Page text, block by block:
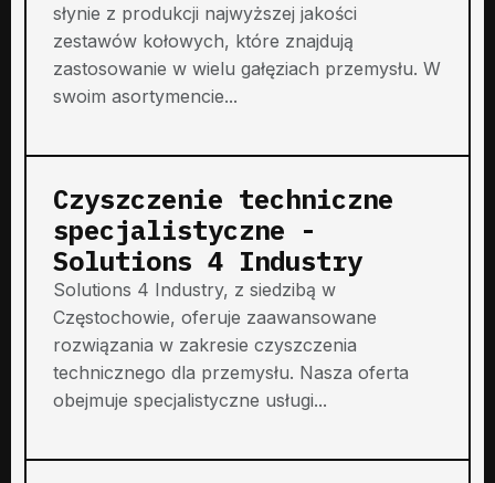
słynie z produkcji najwyższej jakości
zestawów kołowych, które znajdują
zastosowanie w wielu gałęziach przemysłu. W
swoim asortymencie...
Czyszczenie techniczne
specjalistyczne -
Solutions 4 Industry
Solutions 4 Industry, z siedzibą w
Częstochowie, oferuje zaawansowane
rozwiązania w zakresie czyszczenia
technicznego dla przemysłu. Nasza oferta
obejmuje specjalistyczne usługi...